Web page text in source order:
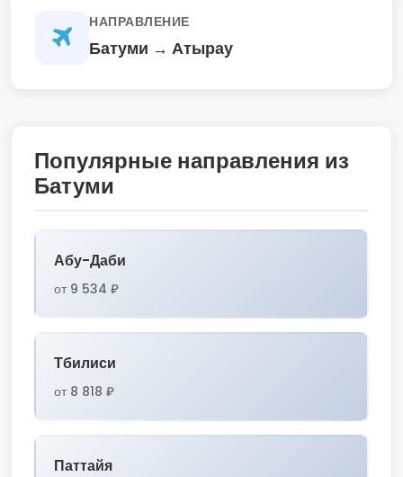
НАПРАВЛЕНИЕ
Батуми → Атырау
Популярные направления из
Батуми
Абу-Даби
от 9 534 ₽
Тбилиси
от 8 818 ₽
Паттайя